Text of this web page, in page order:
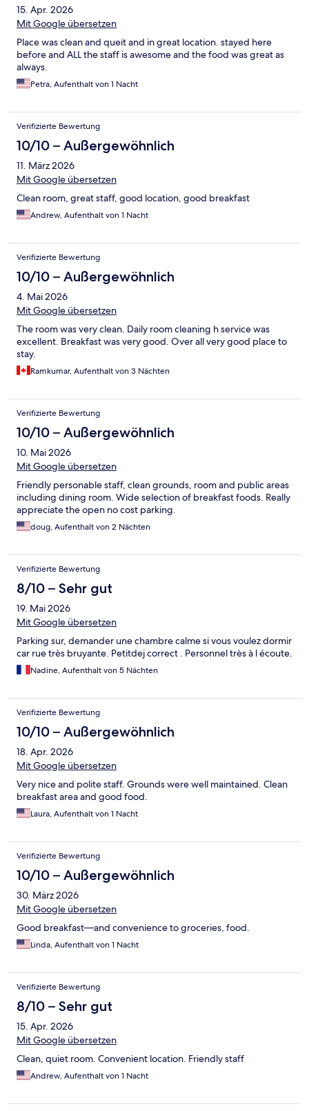
15. Apr. 2026
Mit Google übersetzen
Place was clean and queit and in great location. stayed here
before and ALL the staff is awesome and the food was great as
always.
Petra, Aufenthalt von 1 Nacht
Verifizierte Bewertung
10/10 – Außergewöhnlich
11. März 2026
Mit Google übersetzen
Clean room, great staff, good location, good breakfast
Andrew, Aufenthalt von 1 Nacht
Verifizierte Bewertung
10/10 – Außergewöhnlich
4. Mai 2026
Mit Google übersetzen
The room was very clean. Daily room cleaning h service was
excellent. Breakfast was very good. Over all very good place to
stay.
Ramkumar, Aufenthalt von 3 Nächten
Verifizierte Bewertung
10/10 – Außergewöhnlich
10. Mai 2026
Mit Google übersetzen
Friendly personable staff, clean grounds, room and public areas
including dining room. Wide selection of breakfast foods. Really
appreciate the open no cost parking.
doug, Aufenthalt von 2 Nächten
Verifizierte Bewertung
8/10 – Sehr gut
19. Mai 2026
Mit Google übersetzen
Parking sur, demander une chambre calme si vous voulez dormir
car rue très bruyante. Petitdej correct . Personnel très à l écoute.
Nadine, Aufenthalt von 5 Nächten
Verifizierte Bewertung
10/10 – Außergewöhnlich
18. Apr. 2026
Mit Google übersetzen
Very nice and polite staff. Grounds were well maintained. Clean
breakfast area and good food.
Laura, Aufenthalt von 1 Nacht
Verifizierte Bewertung
10/10 – Außergewöhnlich
30. März 2026
Mit Google übersetzen
Good breakfast—and convenience to groceries, food.
Linda, Aufenthalt von 1 Nacht
Verifizierte Bewertung
8/10 – Sehr gut
15. Apr. 2026
Mit Google übersetzen
Clean, quiet room. Convenient location. Friendly staff
Andrew, Aufenthalt von 1 Nacht